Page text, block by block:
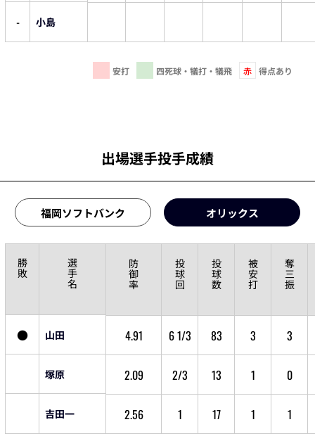
- 小島
安打 四死球・犠打・犠飛 赤 得点あり
出場選手投手成績
福岡ソフトバンク オリックス
勝
敗
選
手
名
防
御
率
投
球
回
投
球
数
被
安
打
奪
三
振
● 山田 4.91 6 1/3 83 3 3
塚原 2.09 2/3 13 1 0
吉田一 2.56 1 17 1 1